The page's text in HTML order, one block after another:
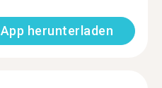
App herunterladen